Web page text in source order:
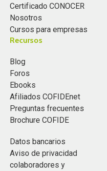
Certificado CONOCER
Nosotros
Cursos para empresas
Recursos
Blog
Foros
Ebooks
Afiliados COFIDEnet
Preguntas frecuentes
Brochure COFIDE
Datos bancarios
Aviso de privacidad
colaboradores y